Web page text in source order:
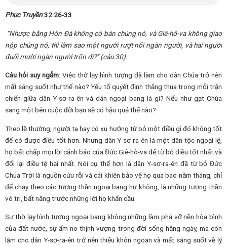
Phục Truyền32:26-33
“Nhược bằng Hòn Đá không có bán chúng nó, và Giê-hô-va không giao
nộp chúng nó, thì làm sao một người rượt nổi ngàn người, và hai người
đuổi mười ngàn người trốn đi?” (câu 30).
Câu hỏi suy ngẫm: Việc thờ lạy hình tượng đã làm cho dân Chúa trở nên
mất sáng suốt như thế nào? Yếu tố quyết định thắng thua trong mỗi trận
chiến giữa dân Y-sơ-ra-ên và dân ngoại bang là gì? Nếu như gạt Chúa
sang một bên cuộc đời bạn sẽ có hậu quả thế nào?
Theo lẽ thường, người ta hay có xu hướng từ bỏ một điều gì đó không tốt
để có được điều tốt hơn. Nhưng dân Y-sơ-ra-ên là một dân tộc ngoại lệ,
họ bất chấp mọi lời cảnh báo của Đức Giê-hô-va để từ bỏ điều tốt nhất và
đổi lại điều tệ hại nhất. Nói cụ thể hơn là dân Y-sơ-ra-ên đã từ bỏ Đức
Chúa Trời là nguồn cứu rỗi và cái khiên bảo vệ họ qua bao năm tháng, chỉ
để chạy theo các tượng thần ngoại bang hư không, là những tượng thần
vô tri, bất năng trước những lời họ khẩn cầu.
Sự thờ lạy hình tượng ngoại bang không những làm phá vỡ nền hòa bình
của đất nước, sự ấm no thịnh vượng trong đời sống hằng ngày, mà còn
làm cho dân Y-sơ-ra-ên trở nên thiếu khôn ngoan và mất sáng suốt về lý